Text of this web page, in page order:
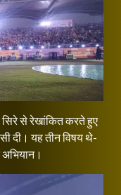
सिरे से रेखांकित करते हुए
दी। यह तीन विषय थे-